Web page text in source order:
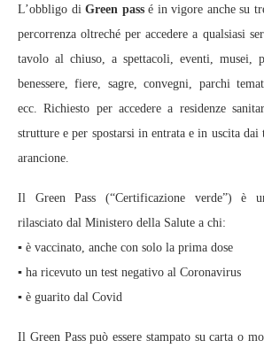
L’obbligo di Green passé in vigore anche su
percorrenza oltreché per accedere a qualsiasi
tavolo al chiuso, a spettacoli, eventi, musei,
benessere, fiere, sagre, convegni, parchi
ecc. Richiesto per accedere a residenze
strutture e per spostarsi in entrata e in uscita
arancione.
Il Green Pass (“Certificazione verde”) è
rilasciato dal Ministero della Salute a chi:
▪️ è vaccinato, anche con solo la prima dose
▪️ ha ricevuto un test negativo al Coronavirus
▪️ è guarito dal Covid
Il Green Pass può essere stampato su carta o